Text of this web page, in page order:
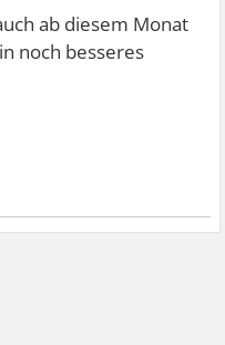
ab diesem Monat
noch besseres